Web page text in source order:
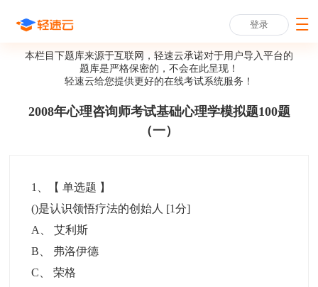
登录
本栏目下题库来源于互联网，轻速云承诺对于用户导入平台的
题库是严格保密的，不会在此呈现！
轻速云给您提供更好的在线考试系统服务！
2008年心理咨询师考试基础心理学模拟题100题
（一）
1 、【单选题 】
()是认识领悟疗法的创始人 [1分]
A
、艾利斯
B
弗洛伊德
C 、荣格